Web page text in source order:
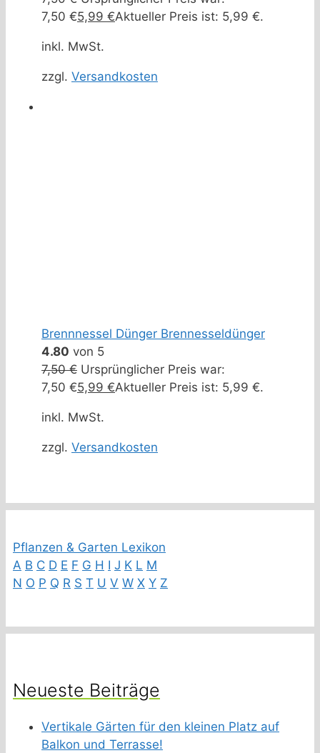
7,50 €5,99 €Aktueller Preis ist: 5,99 €.
inkl. MwSt.
zzgl. Versandkosten
Brennnessel Dünger Brennesseldünger
4.80 von 5
7,50€ Ursprünglicher Preis war:
7,50 €5,99 €Aktueller Preis ist: 5,99 €.
inkl. MwSt.
zzgl. Versandkosten
Pflanzen & Garten Lexikon
A B C D E F G H I J K L M
N O P Q R S T U V W X Y Z
Neueste Beiträge
Vertikale Gärten für den kleinen Platz auf
Balkon und Terrasse!